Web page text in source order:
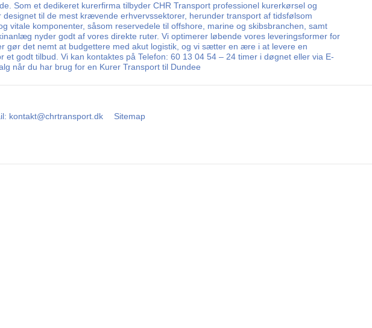
Som et dedikeret kurerfirma tilbyder CHR Transport professionel kurerkørsel og
til de mest krævende erhvervssektorer, herunder transport af tidsfølsom
komponenter, såsom reservedele til offshore, marine og skibsbranchen, samt
nyder godt af vores direkte ruter. Vi optimerer løbende vores leveringsformer for
gør det nemt at budgettere med akut logistik, og vi sætter en ære i at levere en
godt tilbud. Vi kan kontaktes på Telefon: 60 13 04 54 – 24 timer i døgnet eller via E-
når du har brug for en Kurer Transport til Dundee
: kontakt@chrtransport.dk Sitemap